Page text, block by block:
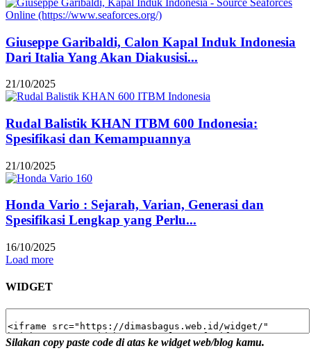
Giuseppe Garibaldi, Calon Kapal Induk Indonesia
Dari Italia Yang Akan Diakusisi...
21/10/2025
Rudal Balistik KHAN ITBM 600 Indonesia:
Spesifikasi dan Kemampuannya
21/10/2025
Honda Vario : Sejarah, Varian, Generasi dan
Spesifikasi Lengkap yang Perlu...
16/10/2025
Load more
WIDGET
Silakan copy paste code di atas ke widget web/blog kamu.